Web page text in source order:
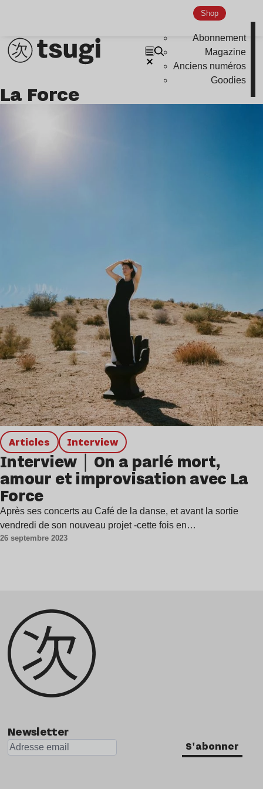
Shop
Abonnement
Magazine
Anciens numéros
Goodies
La Force
Articles interview
Interview｜On a parlé mort,
amour et improvisation avec La
Force
Après ses concerts au Café de la danse, et avant la sortie
vendredi de son nouveau projet -cette fois en…
26 septembre 2023
Newsletter
S'abonner